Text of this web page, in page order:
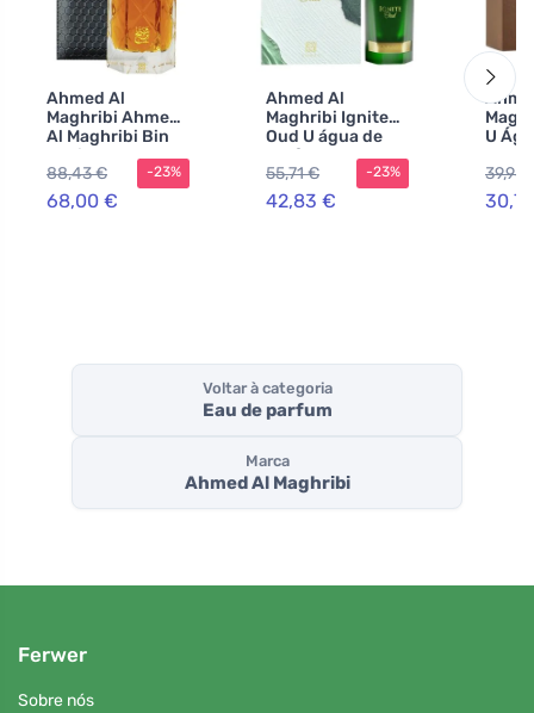
Ahmed Al
Maghribi Ahmed
Al Maghribi Bin
Shaikh extrato de
perfume
unissexo
88,43 €
68,00 €
-23%
Ahmed Al
Maghribi Ignite
Oud U água de
perfume
55,71 €
42,83 €
-23%
U
39,98
Voltar à categoria
Eau de parfum
Marca
Ahmed Al Maghribi
Ferwer
Sobre nós